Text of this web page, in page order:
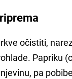
očistiti,
Papriku
pa